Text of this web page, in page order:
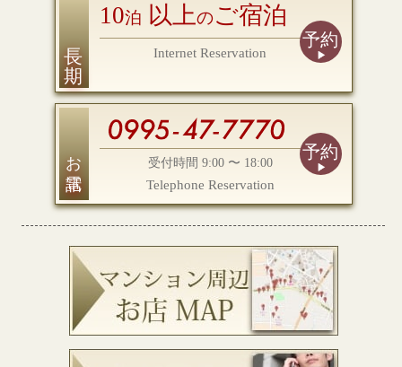
10泊 以上のご宿泊
Internet Reservation
予約
お電話 受付時間 9:00 〜 18:00
Telephone Reservation
予約